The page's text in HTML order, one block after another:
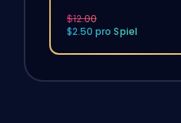
$12.00
$2.50 pro Spiel